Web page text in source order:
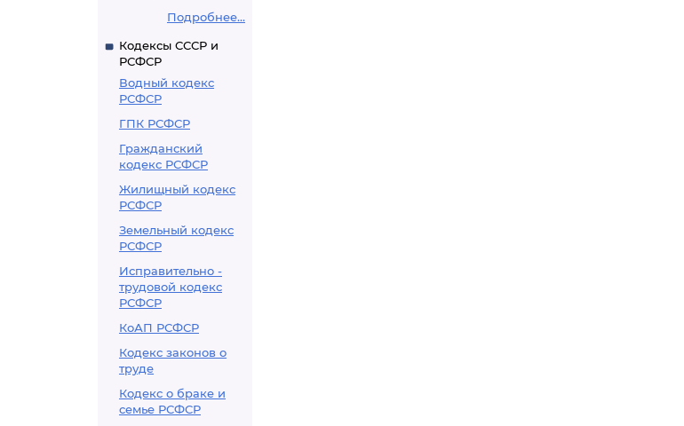
Подробнее...
Кодексы СССР и
РСФСР
Водный кодекс
РСФСР
ГПК РСФСР
Гражданский
кодекс РСФСР
Жилищный кодекс
РСФСР
Земельный кодекс
РСФСР
Исправительно -
трудовой кодекс
РСФСР
КоАП РСФСР
Кодекс законов о
труде
Кодекс о браке и
семье РСФСР